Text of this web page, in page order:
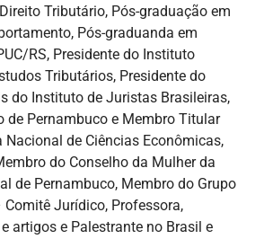
Tributário, Pós-graduação em
Pós-graduanda em
RS, Presidente do Instituto
Tributários, Presidente do
do Instituto de Juristas Brasileiras,
de Pernambuco e Membro Titular
Nacional de Ciências Econômicas,
do Conselho da Mulher da
de Pernambuco, Membro do Grupo
Jurídico, Professora,
artigos e Palestrante no Brasil e